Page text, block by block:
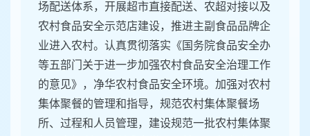
场配送体系，开展超市直接配送、农超对接以及
农村食品安全示范店建设，推进主副食品品牌企
业进入农村。认真贯彻落实《国务院食品安全办
等五部门关于进一步加强农村食品安全治理工作
的意见》，净华农村食品安全环境。加强对农村
集体聚餐的管理和指导，规范农村集体聚餐场
所、过程和人员管理，建设规范一批农村集体聚